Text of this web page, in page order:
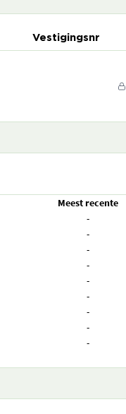
Vestigingsnr
Meest recente
-
-
-
-
-
-
-
-
-